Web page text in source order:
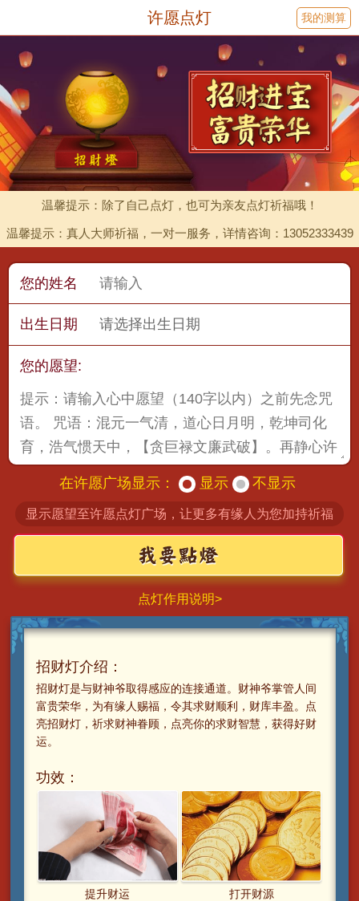
许愿点灯 我的测算
温馨提示：除了自己点灯，也可为亲友点灯祈福哦！
温馨提示：真人大师祈福，一对一服务，详情咨询：13052333439
您的姓名
出生日期
您的愿望:
在许愿广场显示： 显示 不显示
显示愿望至许愿点灯广场，让更多有缘人为您加持祈福
点灯作用说明>
招财灯介绍：
招财灯是与财神爷取得感应的连接通道。财神爷掌管人间
富贵荣华，为有缘人赐福，令其求财顺利，财库丰盈。点
亮招财灯，祈求财神眷顾，点亮你的求财智慧，获得好财
运。
功效：
提升财运 打开财源